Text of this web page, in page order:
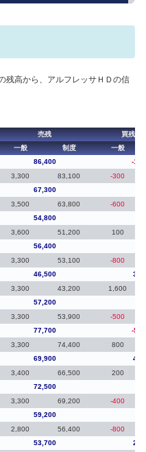
残高から、アルフレッサＨＤの信
売残
買残（
一般 制度 一般
86,400
-
3,300 83,100 -300
67,300
3,500 63,800 -600
54,800
3,600 51,200 100
56,400
3,300 53,100 -800
46,500
3,300 43,200 1,600
57,200
3,300 53,900 -500
77,700
-
3,300 74,400 800
69,900
3,400 66,500 200
72,500
3,300 69,200 -400
59,200
2,800 56,400 -800
53,700